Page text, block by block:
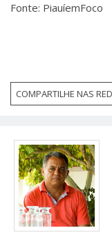
Fonte: PiauíemFoco
COMPARTILHE NAS